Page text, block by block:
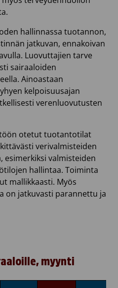
hallinnassa tuotannon,
jatkuvan, ennakoivan
Luovuttajien tarve
sairaaloiden
Ainoastaan
kelpoisuusajan
verenluovutusten
otetut tuotantotilat
verivalmisteiden
valmisteiden
hallintaa. Toiminta
mallikkaasti. Myös
on jatkuvasti parannettu ja
myynti